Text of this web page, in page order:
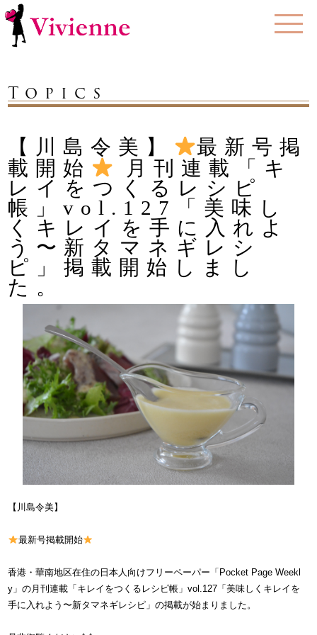
Topics
【川島令美】
最新号掲
載開始
月刊連載「キ
レイをつくるレシピ
帳」vol.127「美味し
くキレイを手に入れよ
う〜新タマネギレシ
ピ」掲載開始しまし
た。
【川島令美】
最新号掲載開始
香港・華南地区在住の日本人向けフリーペーパー「Pocket Page Weekl
y」の月刊連載「キレイをつくるレシピ帳」vol.127「美味しくキレイを
手に入れよう〜新タマネギレシピ」の掲載が始まりました。